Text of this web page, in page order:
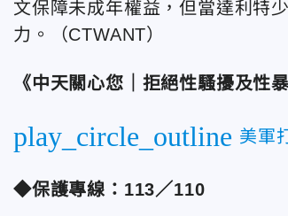
文保障未成年權益，但當達利特
力。
（CTWANT）
《中天關心您｜拒絕性騷擾及性
play_circle_outline 美軍
◆保護專線：113／110